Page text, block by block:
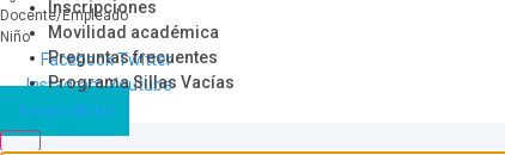
Inscripciones
Movilidad académica
Preguntas frecuentes
Programa Sillas Vacías
Docente/Empleado
Niño
FacebookTwitter
InstagramYoutube
Acceso SICAU